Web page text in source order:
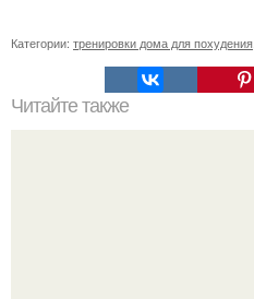
Категории: тренировки дома для похудения
Читайте также